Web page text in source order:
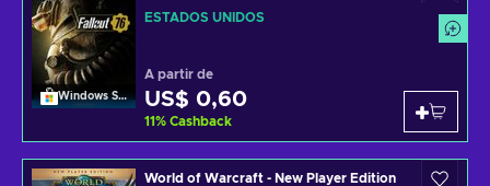
Windows Store
ESTADOS UNIDOS
A partir de
US$ 0,60
11% Cashback
World of Warcraft - New Player Edition